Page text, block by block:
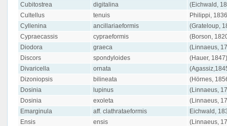
Cubitostrea
digitalina
(Eichwald,
Cultellus
tenuis
Philippi, 1836
Cyllenina
ancillariaeformis
(Grateloup,
Cypraecassis
cypraeformis
(Borson,
Diodora
graeca
(Linnaeus,
Discors
spondyloides
(Hauer, 1847)
Divaricella
ornata
Dizoniopsis
bilineata
(Hörnes,
Dosinia
lupinus
(Linnaeus,
Dosinia
exoleta
(Linnaeus,
Emarginula
aff. clathrataeformis
Eichwald,
Ensis
ensis
(Linnaeus,